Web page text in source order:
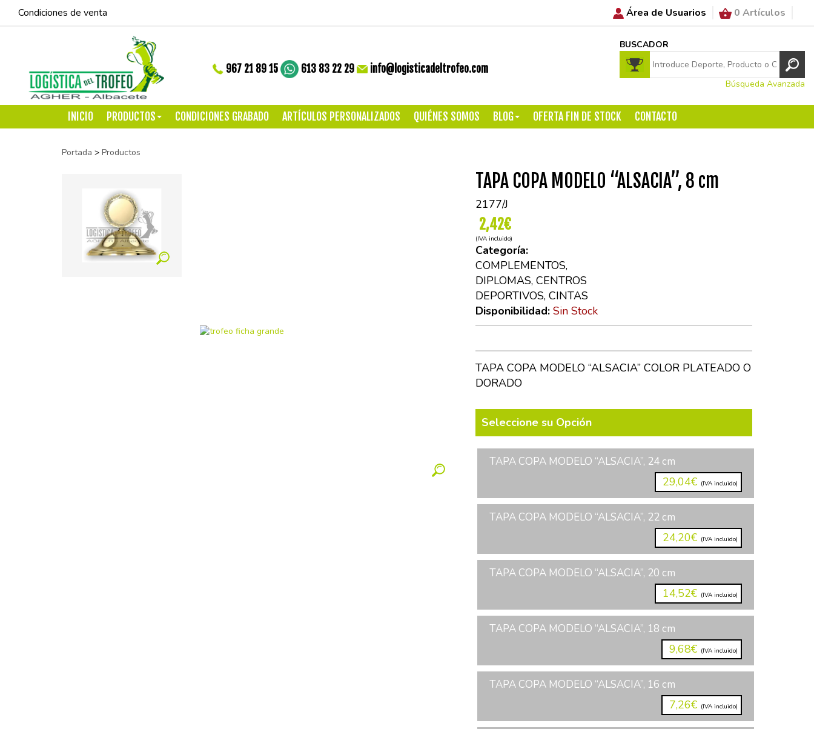
Condiciones de venta Área de Usuarios 0 Artículos
967 21 89 15 613 83 22 29 info@logisticadeltrofeo.com
BUSCADOR
Búsqueda Avanzada
INICIO PRODUCTOS CONDICIONES GRABADO ARTÍCULOS PERSONALIZADOS QUIÉNES SOMOS BLOG OFERTA FIN DE STOCK CONTACTO
Portada > Productos
TAPA COPA MODELO “ALSACIA”, 8 cm
2177/J
2,42€
(IVA incluido)
Categoría:
COMPLEMENTOS,
DIPLOMAS, CENTROS
DEPORTIVOS, CINTAS
Disponibilidad: Sin Stock
TAPA COPA MODELO “ALSACIA” COLOR PLATEADO O
DORADO
Seleccione su Opción
TAPA COPA MODELO “ALSACIA”, 24 cm
29,04€ (IVA incluido)
TAPA COPA MODELO “ALSACIA”, 22 cm
24,20€ (IVA incluido)
TAPA COPA MODELO “ALSACIA”, 20 cm
14,52€ (IVA incluido)
TAPA COPA MODELO “ALSACIA”, 18 cm
9,68€ (IVA incluido)
TAPA COPA MODELO “ALSACIA”, 16 cm
7,26€ (IVA incluido)